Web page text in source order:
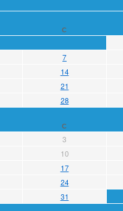
С
7
14
21
28
С
3
10
17
24
31